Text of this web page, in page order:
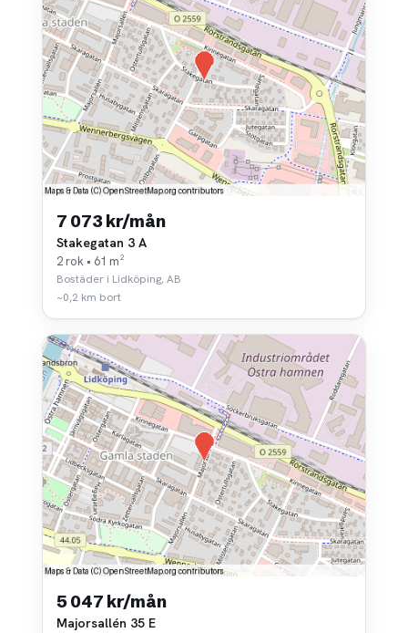
7 073 kr/mån
Stakegatan 3 A
2 rok • 61 m²
Bostäder i Lidköping, AB
~0,2 km bort
5 047 kr/mån
Majorsallén 35 E